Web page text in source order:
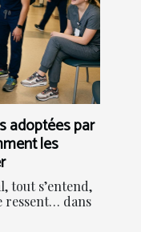
adoptées par
les
tout s’entend,
ressent… dans